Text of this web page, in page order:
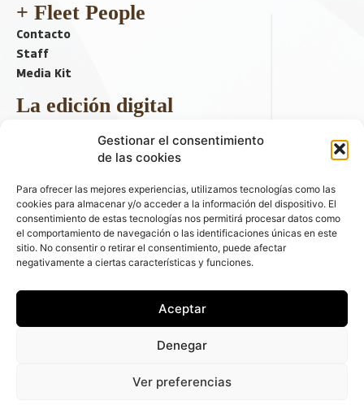
Gestionar el consentimiento
de las cookies
Para ofrecer las mejores experiencias, utilizamos tecnologías como las
cookies para almacenar y/o acceder a la información del dispositivo. El
consentimiento de estas tecnologías nos permitirá procesar datos como
el comportamiento de navegación o las identificaciones únicas en este
sitio. No consentir o retirar el consentimiento, puede afectar
negativamente a ciertas características y funciones.
Aceptar
Denegar
Ver preferencias
+ Fleet People
Contacto
Staff
Media Kit
La edición digital
Descargar último ejemplar
ir a hemeroteca
+ Contenido en redes sociales
automóviles - C/ Fernández de la Hoz 70, 1ºB - 28003 - Madrid
fleetpeople@fleetpeople.es